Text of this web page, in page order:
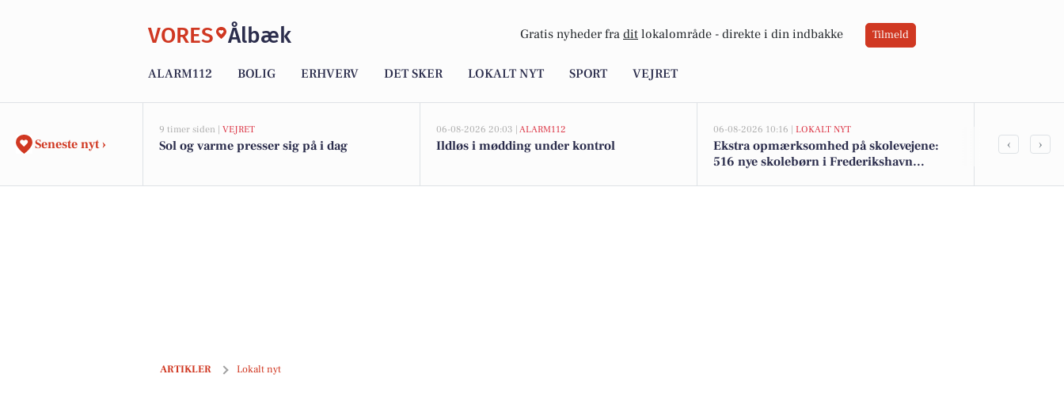
VORES Ålbæk Gratis nyheder fra dit lokalområde - direkte i din indbakke Tilmeld
ALARM112 BOLIG ERHVERV DET SKER LOKALT NYT SPORT VEJRET
Seneste nyt ›
9 timer siden | VEJRET
Sol og varme presser sig på i dag
06-08-2026 20:03 | ALARM112
Ildløs i mødding under kontrol
06-08-2026 10:16 | LOKALT NYT
Ekstra opmærksomhed på skolevejene:
516 nye skolebørn i Frederikshavn
‹ ›
ARTIKLER Lokalt nyt
Frederikshavn Kommune tilbyder fleksibel brevstemning for borgere før valget i november